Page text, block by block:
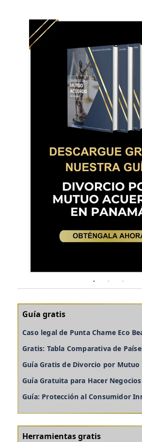
Guía gratis
Caso legal de Punta Chame Eco
Gratis: Tabla Comparativa de
Guía Gratis de Divorcio por Mutuo
Guía Gratuita para Hacer
Guía: Protección al Consumidor
Herramientas gratis